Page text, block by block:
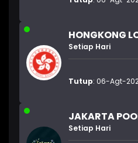
HONGKONG
Setiap Hari
Tutup: 06-Agt-
JAKARTA
Setiap Hari